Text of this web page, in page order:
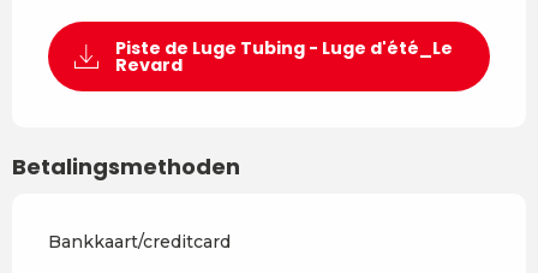
Piste de Luge Tubing - Luge d'été_Le
Revard
Betalingsmethoden
Bankkaart/creditcard